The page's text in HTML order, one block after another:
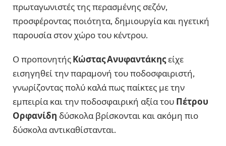
πρωταγωνιστές της περασμένης σεζόν,
προσφέροντας ποιότητα, δημιουργία και ηγετική
παρουσία στον χώρο του κέντρου.
Ο προπονητήςΚώστας Ανυφαντάκηςείχε
εισηγηθεί την παραμονή του ποδοσφαιριστή,
γνωρίζοντας πολύ καλά πως παίκτες με την
εμπειρία και την ποδοσφαιρική αξία του Πέτρου
Ορφανίδη δύσκολα βρίσκονται και ακόμη πιο
δύσκολα αντικαθίστανται.